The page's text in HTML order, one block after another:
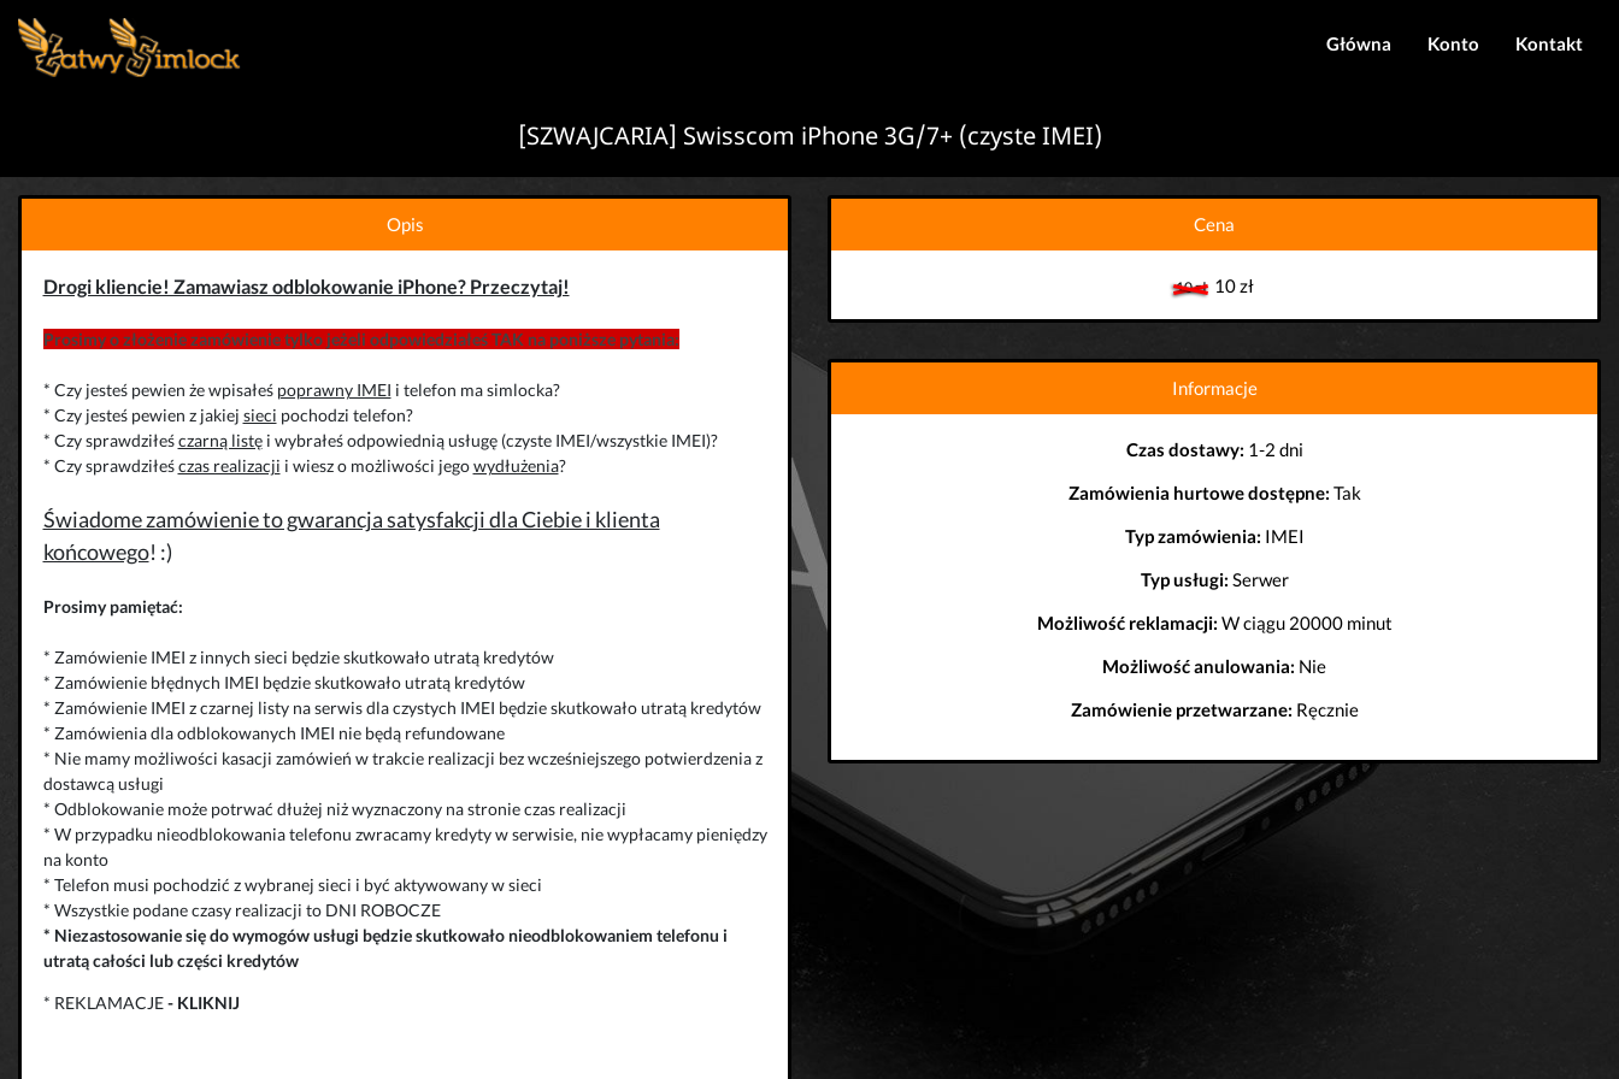
Główna Konto Kontakt
[SZWAJCARIA] Swisscom iPhone 3G/7+ (czyste IMEI)
Opis
Drogi kliencie! Zamawiasz odblokowanie iPhone? Przeczytaj!
Prosimy o złożenie zamówienie tylko jeżeli odpowiedziałeś TAK na poniższe pytania:
* Czy jesteś pewien że wpisałeś poprawny IMEI i telefon ma simlocka?
* Czy jesteś pewien z jakiej sieci pochodzi telefon?
* Czy sprawdziłeśczarną listęi wybrałeś odpowiednią usługę (czyste IMEI/wszystkie IMEI)?
* Czy sprawdziłeśczas realizacji i wiesz o możliwości jegowydłużenia?
Świadome zamówienie to gwarancja satysfakcji dla Ciebie i klienta
końcowego! :)
Prosimy pamiętać:
* Zamówienie IMEI z innych sieci będzie skutkowało utratą kredytów
* Zamówienie błędnych IMEI będzie skutkowało utratą kredytów
* Zamówienie IMEI z czarnej listy na serwis dla czystych IMEI będzie skutkowało utratą kredytów
* Zamówienia dla odblokowanych IMEI nie będą refundowane
* Nie mamy możliwości kasacji zamówień w trakcie realizacji bez wcześniejszego potwierdzenia z
dostawcą usługi
* Odblokowanie może potrwać dłużej niż wyznaczony na stronie czas realizacji
* W przypadku nieodblokowania telefonu zwracamy kredyty w serwisie, nie wypłacamy pieniędzy
na konto
* Telefon musi pochodzić z wybranej sieci i być aktywowany w sieci
* Wszystkie podane czasy realizacji to DNI ROBOCZE
* Niezastosowanie się do wymogów usługi będzie skutkowało nieodblokowaniem telefonu i
utratą całości lub części kredytów
* REKLAMACJE- KLIKNIJ
Cena
10 zł10 zł
Informacje
Czas dostawy: 1-2 dni
Zamówienia hurtowe dostępne: Tak
Typ zamówienia: IMEI
Typ usługi: Serwer
Możliwość reklamacji: W ciągu 20000 minut
Możliwość anulowania: Nie
Zamówienie przetwarzane: Ręcznie